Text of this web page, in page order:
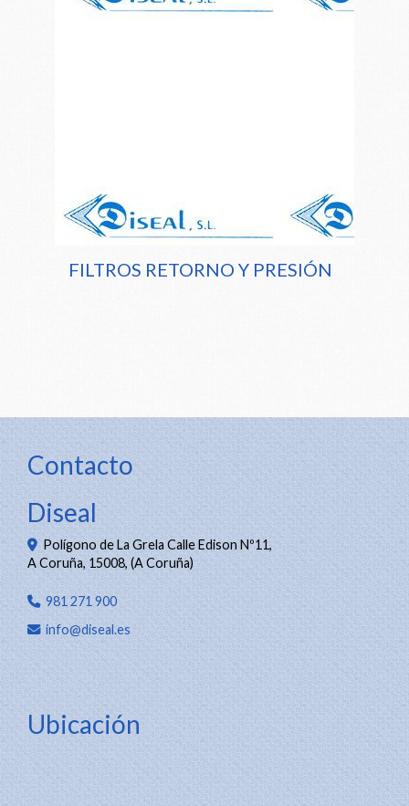
FILTROS RETORNO Y PRESIÓN
Contacto
Diseal
Polígono de La Grela Calle Edison Nº11,
A Coruña,15008, (A Coruña)
981 271 900
info
diseal.es
Ubicación